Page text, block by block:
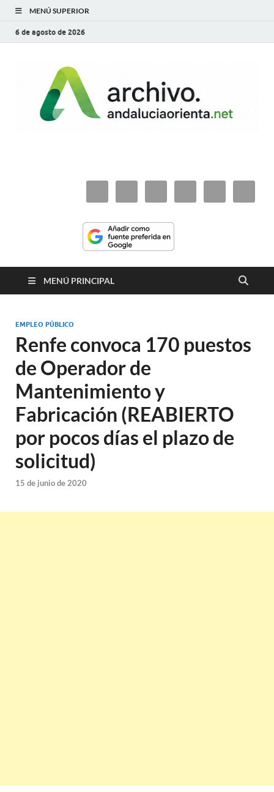
MENÚ SUPERIOR
6 de agosto de 2026
MENÚ PRINCIPAL
EMPLEO PÚBLICO
Renfe convoca 170 puestos
de Operador de
Mantenimiento y
Fabricación (REABIERTO
por pocos días el plazo de
solicitud)
15 de junio de 2020